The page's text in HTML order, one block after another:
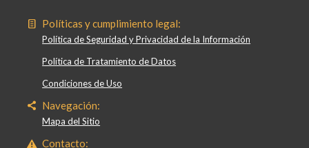
Políticas y cumplimiento legal:
Política de Seguridad y Privacidad de la Información
Política de Tratamiento de Datos
Condiciones de Uso
Navegación:
Mapa del Sitio
Contacto: